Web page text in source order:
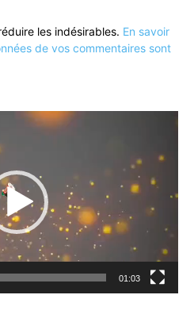
les indésirables. En savoir
de vos commentaires sont
01:03